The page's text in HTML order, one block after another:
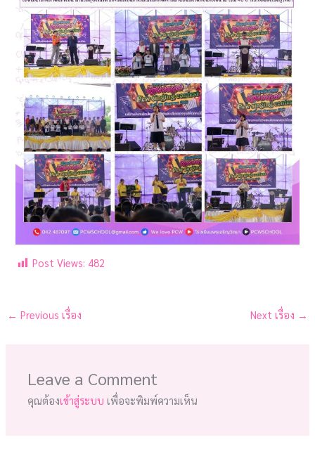
Post Views: 482
← Previous เรื่อง Next เรื่อง →
Leave a Comment
คุณต้องเข้าสู่ระบบ เพื่อจะพิมพ์ความเห็น